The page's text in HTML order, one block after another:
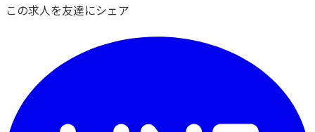
この求人を友達にシェア